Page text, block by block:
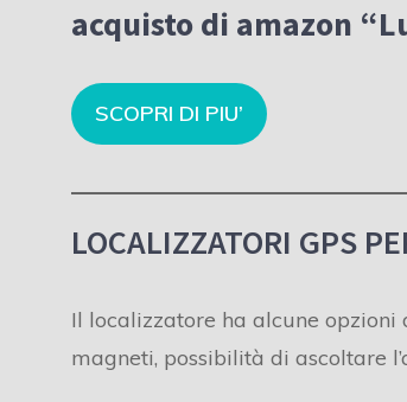
acquisto di amazon
SCOPRI DI PIU’
LOCALIZZATORI GPS
Il localizzatore ha alcune opzioni
magneti, possibilità di ascoltare